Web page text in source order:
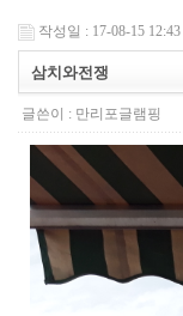
작성일 : 17-08-15 12:43
삼치와전쟁
글쓴이 : 만리포글램핑